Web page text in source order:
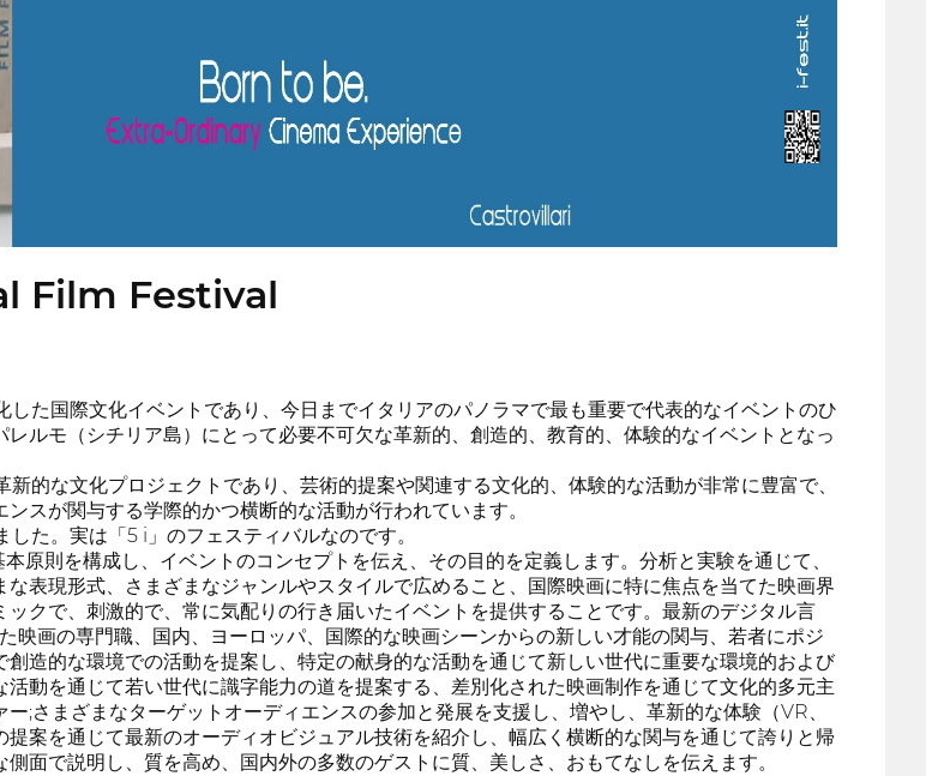
Film Festival
た国際文化イベントであり、今日までイタリアのパノラマで最も重要で代表的なイベントのひ
ルモ（シチリア島）にとって必要不可欠な革新的、創造的、教育的、体験的なイベントとなっ
的な文化プロジェクトであり、芸術的提案や関連する文化的、体験的な活動が非常に豊富で、
スが関与する学際的かつ横断的な活動が行われています。
た。実は「5 i」のフェスティバルなのです。
原則を構成し、イベントのコンセプトを伝え、その目的を定義します。分析と実験を通じて、
表現形式、さまざまなジャンルやスタイルで広めること、国際映画に特に焦点を当てた映画界
クで、刺激的で、常に気配りの行き届いたイベントを提供することです。最新のデジタル言
映画の専門職、国内、ヨーロッパ、国際的な映画シーンからの新しい才能の関与、若者にポジ
造的な環境での活動を提案し、特定の献身的な活動を通じて新しい世代に重要な環境的および
動を通じて若い世代に識字能力の道を提案する、差別化された映画制作を通じて文化的多元主
;さまざまなターゲットオーディエンスの参加と発展を支援し、増やし、革新的な体験（VR、
案を通じて最新のオーディオビジュアル技術を紹介し、幅広く横断的な関与を通じて誇りと帰
面で説明し、質を高め、国内外の多数のゲストに質、美しさ、おもてなしを伝えます。